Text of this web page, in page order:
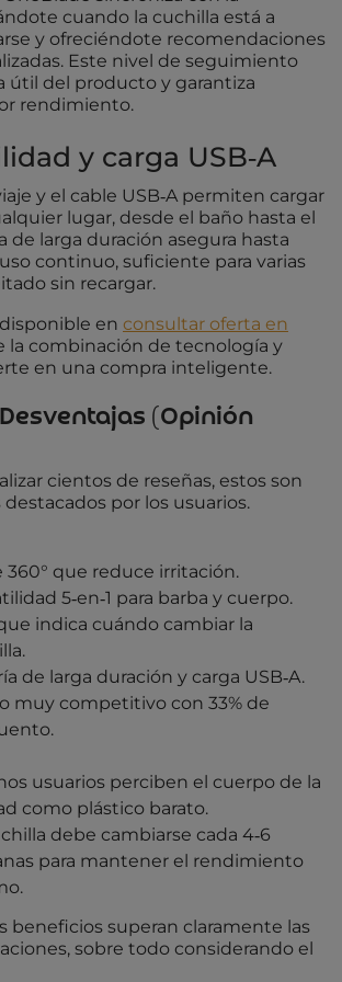
cuando la cuchilla está a
y ofreciéndote recomendaciones
Este nivel de seguimiento
útil del producto y garantiza
rendimiento.
y carga USB‑A
y el cable USB‑A permiten cargar
lugar, desde el baño hasta el
de larga duración asegura hasta
continuo, suficiente para varias
sin recargar.
en consultar oferta en
la combinación de tecnología y
en una compra inteligente.
(Opinión
cientos de reseñas, estos son
por los usuarios.
360° que reduce irritación.
5‑en‑1 para barba y cuerpo.
indica cuándo cambiar la
de larga duración y carga USB‑A.
muy competitivo con 33% de
usuarios perciben el cuerpo de la
como plástico barato.
debe cambiarse cada 4‑6
para mantener el rendimiento
beneficios superan claramente las
sobre todo considerando el